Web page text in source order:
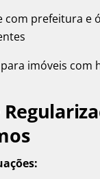
com prefeitura e
imóveis com